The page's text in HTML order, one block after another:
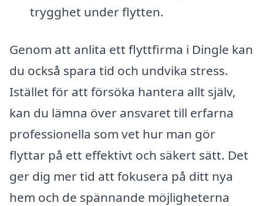
trygghet under flytten.
Genom att anlita ett flyttfirma i Dingle kan
du också spara tid och undvika stress.
Istället för att försöka hantera allt själv,
kan du lämna över ansvaret till erfarna
professionella som vet hur man gör
flyttar på ett effektivt och säkert sätt. Det
ger dig mer tid att fokusera på ditt nya
hem och de spännande möjligheterna